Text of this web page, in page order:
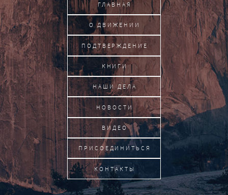
ГЛАВНАЯ
О ДВИЖЕНИИ
ПОДТВЕРЖДЕНИЕ
КНИГИ
НАШИ ДЕЛА
НОВОСТИ
ВИДЕО
ПРИСОЕДИНИТЬСЯ
КОНТАКТЫ